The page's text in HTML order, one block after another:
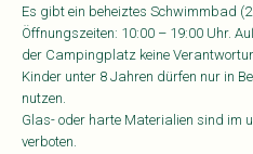
Es gibt ein beheiztes Schwimmbad
Öffnungszeiten: 10:00 – 19:00 Uhr.
der Campingplatz keine
Kinder unter 8 Jahren dürfen nur in
nutzen.
Glas- oder harte Materialien sind im
verboten.